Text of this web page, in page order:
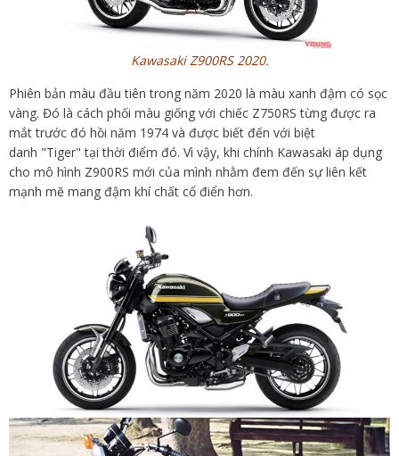
Kawasaki Z900RS 2020.
Phiên bản màu đầu tiên trong năm 2020 là màu xanh đậm có sọc
vàng. Đó là cách phối màu giống với chiếc Z750RS từng được ra
mắt trước đó hồi năm 1974 và được biết đến với biệt
danh "Tiger" tại thời điểm đó. Vì vậy, khi chính Kawasaki áp dụng
cho mô hình Z900RS mới của mình nhằm đem đến sự liên kết
mạnh mẽ mang đậm khí chất cổ điển hơn.